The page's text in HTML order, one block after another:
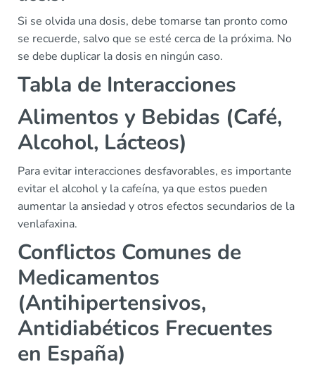
Si se olvida una dosis, debe tomarse tan pronto como
se recuerde, salvo que se esté cerca de la próxima. No
se debe duplicar la dosis en ningún caso.
Tabla de Interacciones
Alimentos y Bebidas (Café,
Alcohol, Lácteos)
Para evitar interacciones desfavorables, es importante
evitar el alcohol y la cafeína, ya que estos pueden
aumentar la ansiedad y otros efectos secundarios de la
venlafaxina.
Conflictos Comunes de
Medicamentos
(Antihipertensivos,
Antidiabéticos Frecuentes
en España)